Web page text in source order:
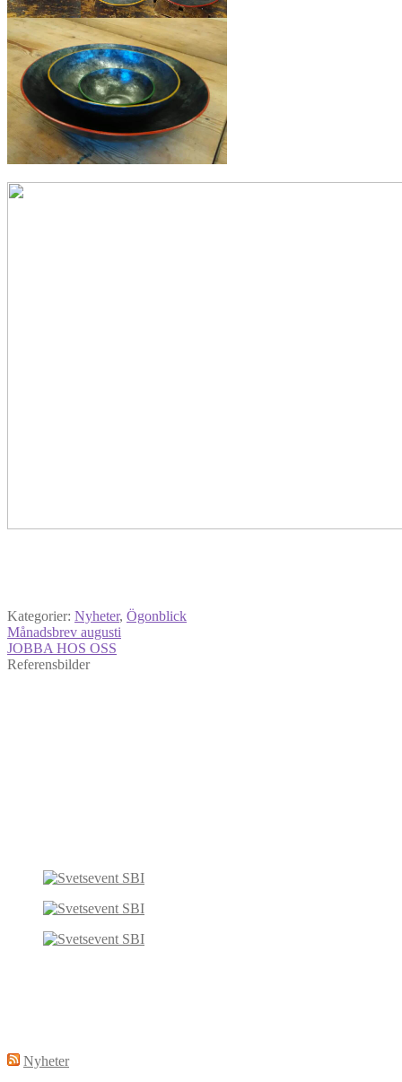
Kategorier: Nyheter, Ögonblick
Inläggsnavigering
Föregående
inlägg:
Månadsbrev augusti
Nästa
inlägg:
JOBBA HOS OSS
Referensbilder
Nyheter